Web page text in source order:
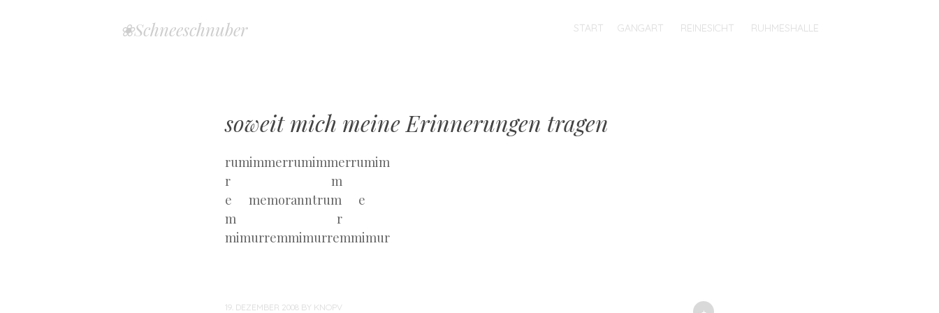
❀Schneeschnuber START GANGART REINESICHT RUHMESHALLE
soweit mich meine Erinnerungen tragen
rumimmerrumimmerrumim
r m
e memoranntrum e
m r
mimurremmimurremmimur
19. DEZEMBER 2008 BY KNOPV